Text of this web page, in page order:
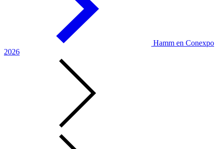
Hamm en Conexpo
2026